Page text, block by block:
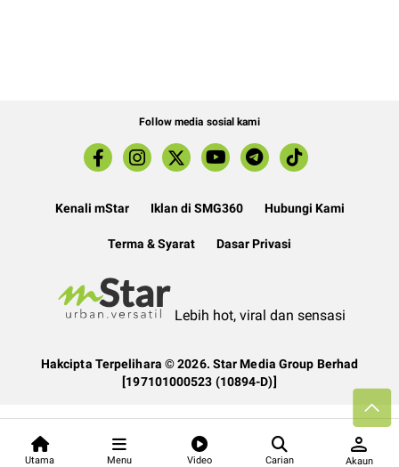
Utama Menu Video Carian
person
Akaun
Follow media sosial kami
Kenali mStar Iklan di SMG360 Hubungi Kami
Terma & Syarat Dasar Privasi
Lebih hot, viral dan sensasi
Hakcipta Terpelihara ©2026. Star Media Group Berhad
[197101000523 (10894-D)]